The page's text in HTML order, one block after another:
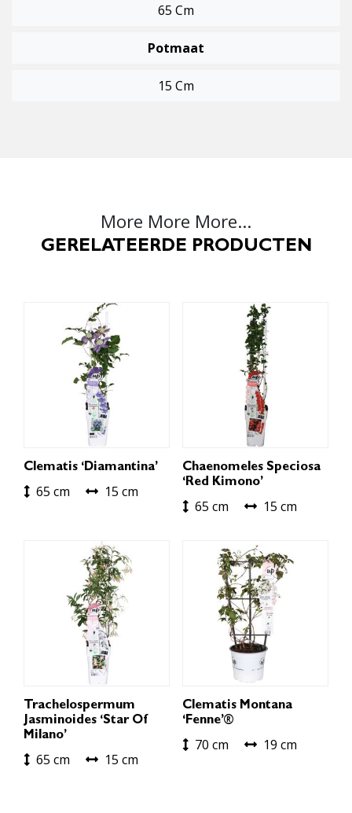
65 Cm
Potmaat
15 Cm
More More More...
GERELATEERDE PRODUCTEN
Clematis ‘Diamantina’
65 cm 15 cm
Chaenomeles Speciosa
‘Red Kimono’
65 cm 15 cm
Trachelospermum
Jasminoides ‘Star Of
Milano’
65 cm 15 cm
Clematis Montana
‘Fenne’®
70 cm 19 cm